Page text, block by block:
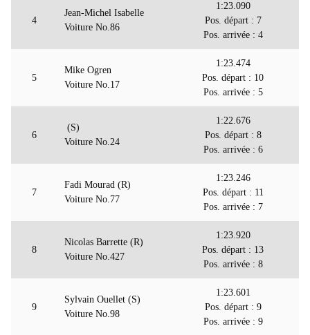
4
Jean-Michel Isabelle
Voiture No.86
1:23.090
Pos. départ : 7
Pos. arrivée : 4
5
Mike Ogren
Voiture No.17
1:23.474
Pos. départ : 10
Pos. arrivée : 5
6
(S)
Voiture No.24
1:22.676
Pos. départ : 8
Pos. arrivée : 6
7
Fadi Mourad (R)
Voiture No.77
1:23.246
Pos. départ : 11
Pos. arrivée : 7
8
Nicolas Barrette (R)
Voiture No.427
1:23.920
Pos. départ : 13
Pos. arrivée : 8
9
Sylvain Ouellet (S)
Voiture No.98
1:23.601
Pos. départ : 9
Pos. arrivée : 9